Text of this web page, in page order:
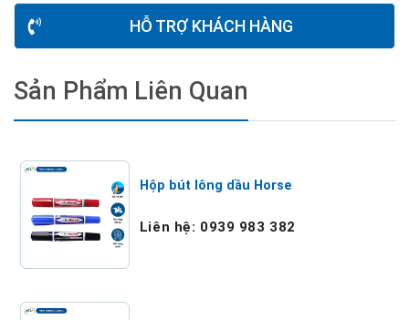
HỖ TRỢ KHÁCH HÀNG
Sản Phẩm Liên Quan
Hộp bút lông dầu Horse
Liên hệ: 0939 983 382